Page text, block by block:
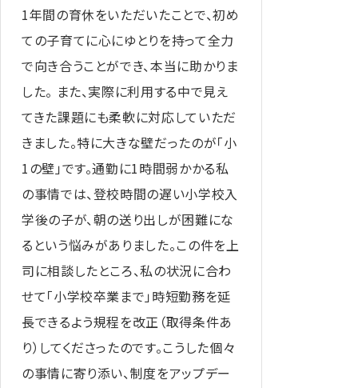
1年間の育休をいただいたことで、初め
ての子育てに心にゆとりを持って全力
で向き合うことができ、本当に助かりま
した。 また、実際に利用する中で見え
てきた課題にも柔軟に対応していただ
きました。特に大きな壁だったのが「小
1の壁」です。通勤に1時間弱かかる私
の事情では、登校時間の遅い小学校入
学後の子が、朝の送り出しが困難にな
るという悩みがありました。この件を上
司に相談したところ、私の状況に合わ
せて「小学校卒業まで」時短勤務を延
長できるよう規程を改正（取得条件あ
り）してくださったのです。こうした個々
の事情に寄り添い、制度をアップデー